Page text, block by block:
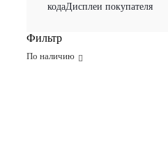
кодаДисплеи покупателя
Фильтр
По наличию